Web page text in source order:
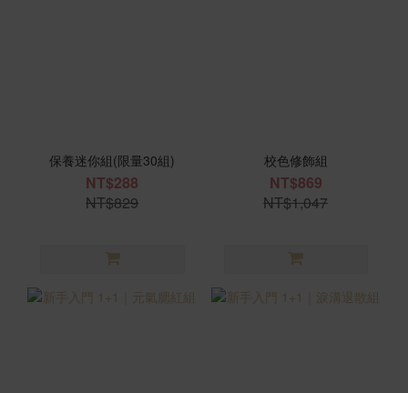
保養迷你組(限量30組)
NT$288
NT$829
校色修飾組
NT$869
NT$1,047